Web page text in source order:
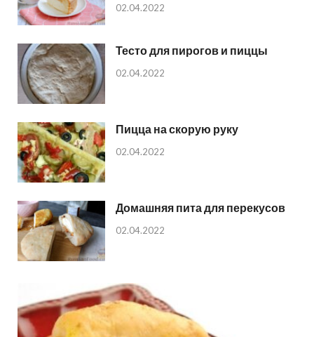
02.04.2022
Тесто для пирогов и пиццы
02.04.2022
Пицца на скорую руку
02.04.2022
Домашняя пита для перекусов
02.04.2022